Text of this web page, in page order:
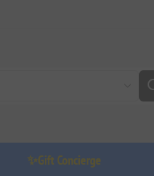
✨Gift Concierge